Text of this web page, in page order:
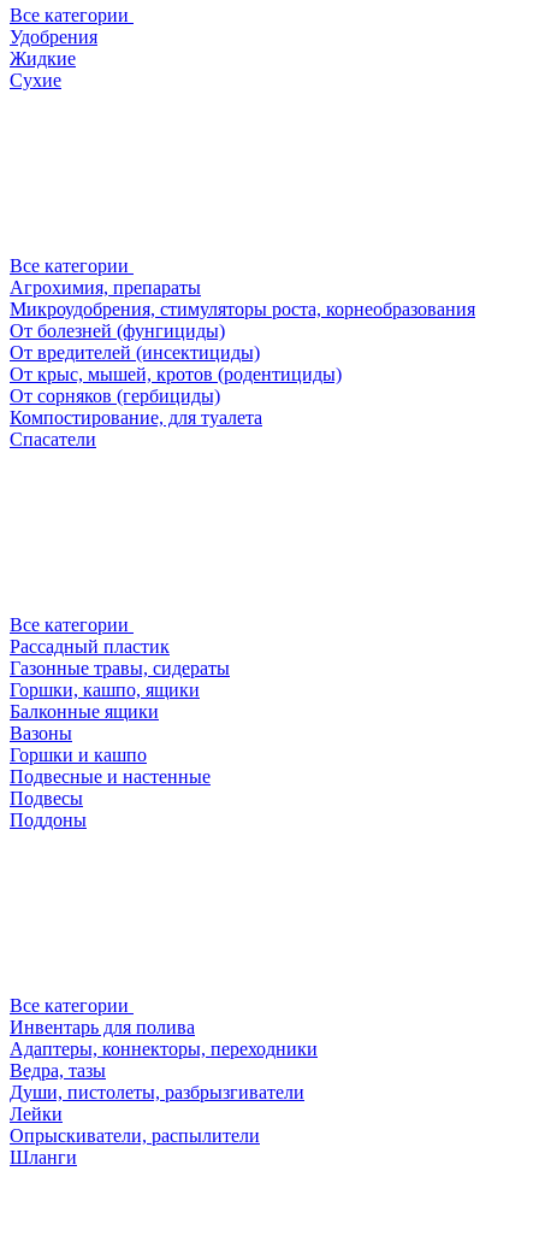
Все категории
Удобрения
Жидкие
Сухие
Все категории
Агрохимия, препараты
Микроудобрения, стимуляторы роста, корнеобразования
От болезней (фунгициды)
От вредителей (инсектициды)
От крыс, мышей, кротов (родентициды)
От сорняков (гербициды)
Компостирование, для туалета
Спасатели
Все категории
Рассадный пластик
Газонные травы, сидераты
Горшки, кашпо, ящики
Балконные ящики
Вазоны
Горшки и кашпо
Подвесные и настенные
Подвесы
Поддоны
Все категории
Инвентарь для полива
Адаптеры, коннекторы, переходники
Ведра, тазы
Души, пистолеты, разбрызгиватели
Лейки
Опрыскиватели, распылители
Шланги